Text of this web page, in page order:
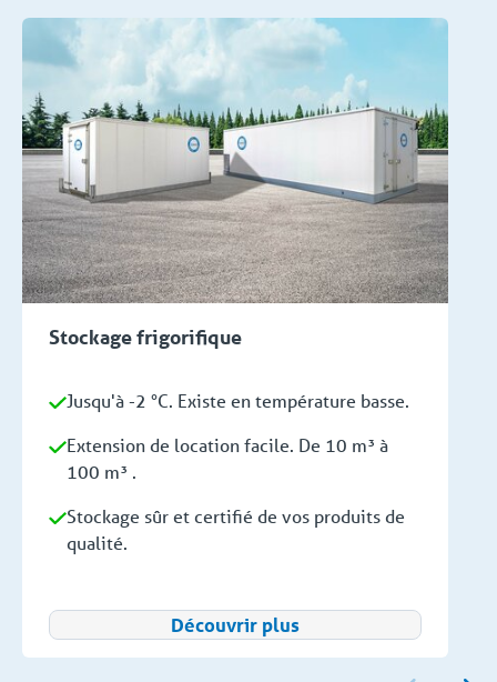
Stockage frigorifique
Jusqu'à -2 °C. Existe en température basse.
Extension de location facile. De 10 m³ à
100 m³ .
Stockage sûr et certifié de vos produits de
qualité.
Découvrir plus